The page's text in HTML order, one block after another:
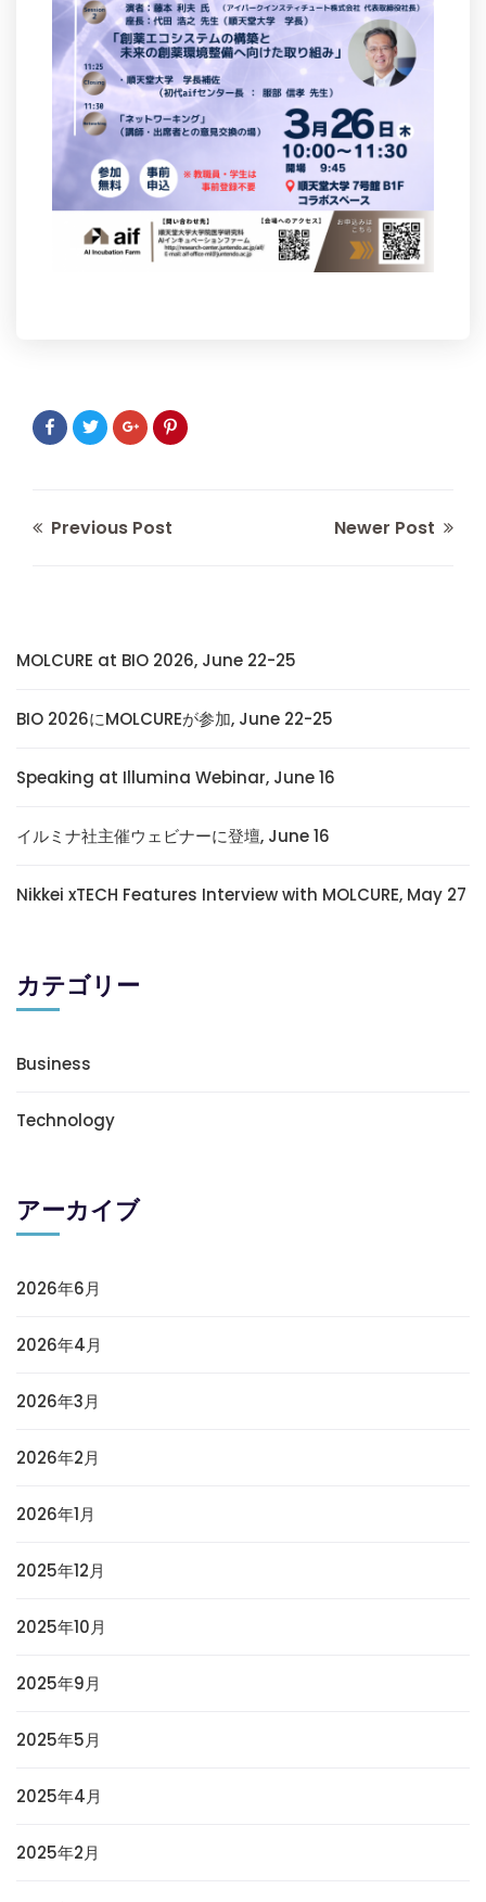
Previous Post Newer Post
MOLCURE at BIO 2026, June 22-25
BIO 2026にMOLCUREが参加, June 22-25
Speaking at Illumina Webinar, June 16
イルミナ社主催ウェビナーに登壇, June 16
Nikkei xTECH Features Interview with MOLCURE, May 27
カテゴリー
Business
Technology
アーカイブ
2026年6月
2026年4月
2026年3月
2026年2月
2026年1月
2025年12月
2025年10月
2025年9月
2025年5月
2025年4月
2025年2月